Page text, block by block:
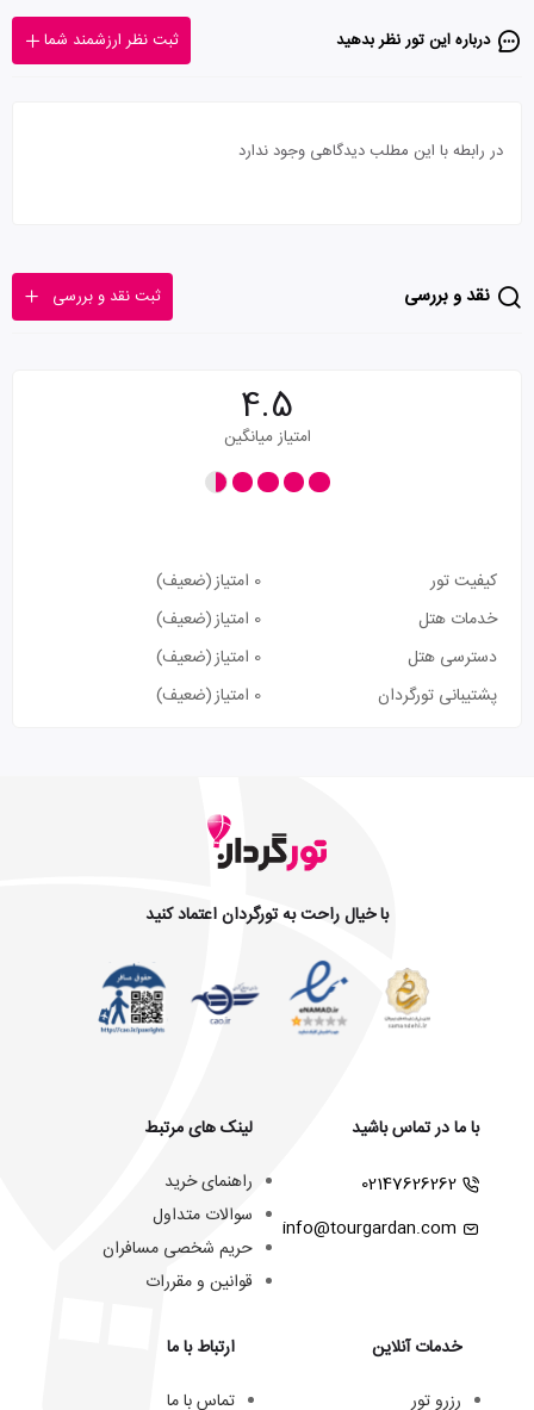
درباره این تور‌ نظر بدهید ثبت نظر ارزشمند شما
در رابطه با این مطلب دیدگاهی وجود ندارد
نقد و بررسی ثبت نقد و بررسی
4.5
امتیاز میانگین
کیفیت تور 0 امتیاز
(ضعیف)
خدمات هتل
0 امتیاز
(ضعیف)
دسترسی هتل
0 امتیاز
(ضعیف)
پشتیبانی تورگردان
0 امتیاز (ضعیف)
با خیال راحت به تورگردان اعتماد کنید
با ما در تماس باشید
02147626262
info@tourgardan.com
خدمات آنلاین
رزرو تور
لینک های مرتبط
راهنمای خرید
سوالات متداول
حریم شخصی مسافران
قوانین و مقررات
ارتباط با ما
تماس با ما